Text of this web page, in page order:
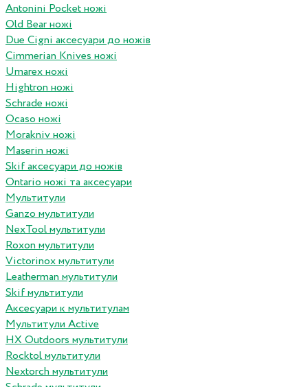
Antonini Pocket ножі
Old Bear ножі
Due Cigni аксесуари до ножів
Cimmerian Knives ножі
Umarex ножі
Hightron ножі
Schrade ножі
Ocaso ножі
Morakniv ножі
Maserin ножі
Skif аксесуари до ножів
Ontario ножі та аксесуари
Мультитули
Ganzo мультитули
NexTool мультитули
Roxon мультитули
Victorinox мультитули
Leatherman мультитули
Skif мультитули
Аксесуари к мультитулам
Мультитули Active
HX Outdoors мультитули
Rocktol мультитули
Nextorch мультитули